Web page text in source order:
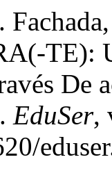
TE):
De
EduSer,